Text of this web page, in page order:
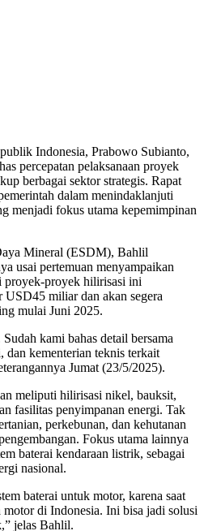
Indonesia, Prabowo Subianto,
percepatan pelaksanaan proyek
berbagai sektor strategis. Rapat
dalam menindaklanjuti
menjadi fokus utama kepemimpinan
Mineral (ESDM), Bahlil
usai pertemuan menyampaikan
proyek-proyek hilirisasi ini
miliar dan akan segera
mulai Juni 2025.
kami bahas detail bersama
dan kementerian teknis terkait
Jumat (23/5/2025).
meliputi hilirisasi nikel, bauksit,
fasilitas penyimpanan energi. Tak
perkebunan, dan kehutanan
Fokus utama lainnya
baterai kendaraan listrik, sebagai
nasional.
baterai untuk motor, karena saat
motor di Indonesia. Ini bisa jadi solusi
jelas Bahlil.